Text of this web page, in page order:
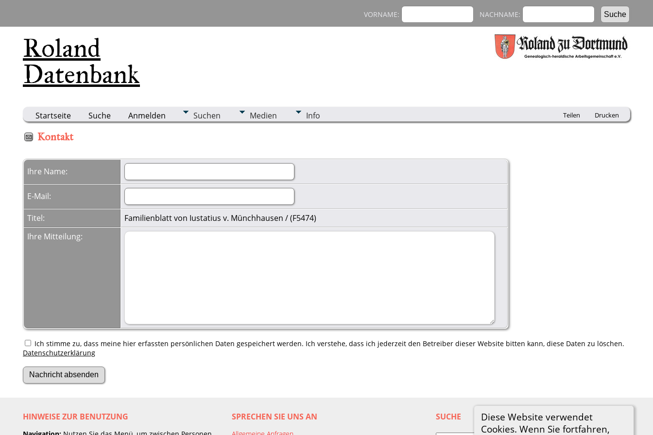
Roland
Datenbank
VORNAME: NACHNAME:
Startseite Suche Anmelden Suchen Medien Info Teilen Drucken
Diese Website verwendet
Cookies. Wenn Sie fortfahren,
Kontakt
Ihre Name:
E-Mail:
Titel:
Familienblatt von Iustatius v. Münchhausen / (F5474)
Ihre Mitteilung:
Ich stimme zu, dass meine hier erfassten persönlichen Daten gespeichert werden. Ich verstehe, dass ich jederzeit den Betreiber dieser Website bitten kann, diese Daten zu löschen.
Datenschutzerklärung
HINWEISE ZUR BENUTZUNG SPRECHEN SIE UNS AN SUCHE